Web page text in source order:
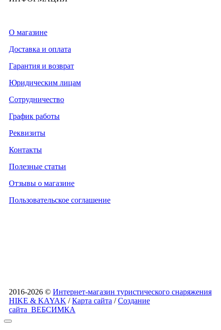
О магазине
Доставка и оплата
Гарантия и возврат
Юридическим лицам
Сотрудничество
График работы
Реквизиты
Контакты
Полезные статьи
Отзывы о магазине
Пользовательское соглашение
2016-2026 © Интернет-магазин туристического снаряжения
HIKE & KAYAK /Карта сайта /Создание
сайта ВЕБСИМКА